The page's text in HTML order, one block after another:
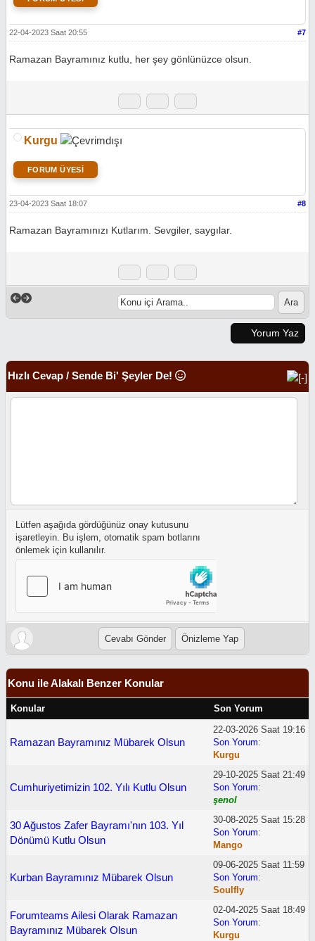
#7
22-04-2023 Saat 20:55
Ramazan Bayramınız kutlu, her şey gönlünüzce olsun.
Kurgu
FORUM ÜYESİ
#8
23-04-2023 Saat 18:07
Ramazan Bayramınızı Kutlarım. Sevgiler, saygılar.
Yorum Yaz
Hızlı Cevap / Sende Bi' Şeyler De!
Lütfen aşağıda gördüğünüz onay kutusunu
işaretleyin. Bu işlem, otomatik spam botlarını
önlemek için kullanılır.
Konu ile Alakalı Benzer Konular
Konular Son Yorum
Ramazan Bayramınız Mübarek Olsun
22-03-2026 Saat 19:16
Son Yorum:
Kurgu
Cumhuriyetimizin 102. Yılı Kutlu Olsun
29-10-2025 Saat 21:49
Son Yorum:
şenol
30 Ağustos Zafer Bayramı'nın 103. Yıl
Dönümü Kutlu Olsun
30-08-2025 Saat 15:28
Son Yorum:
Mango
Kurban Bayramınız Mübarek Olsun
09-06-2025 Saat 11:59
Son Yorum:
Soulfly
Forumteams Ailesi Olarak Ramazan
Bayramınız Mübarek Olsun
02-04-2025 Saat 18:49
Son Yorum:
Kurgu